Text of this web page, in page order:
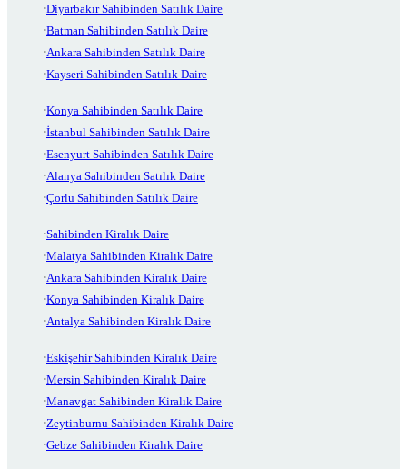
Diyarbakır Sahibinden Satılık Daire
Batman Sahibinden Satılık Daire
Ankara Sahibinden Satılık Daire
Kayseri Sahibinden Satılık Daire
Konya Sahibinden Satılık Daire
İstanbul Sahibinden Satılık Daire
Esenyurt Sahibinden Satılık Daire
Alanya Sahibinden Satılık Daire
Çorlu Sahibinden Satılık Daire
Sahibinden Kiralık Daire
Malatya Sahibinden Kiralık Daire
Ankara Sahibinden Kiralık Daire
Konya Sahibinden Kiralık Daire
Antalya Sahibinden Kiralık Daire
Eskişehir Sahibinden Kiralık Daire
Mersin Sahibinden Kiralık Daire
Manavgat Sahibinden Kiralık Daire
Zeytinburnu Sahibinden Kiralık Daire
Gebze Sahibinden Kiralık Daire